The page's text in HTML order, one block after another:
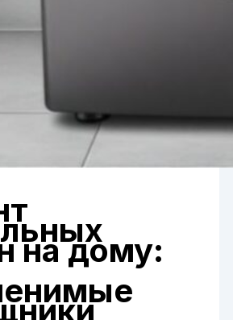
на дому: